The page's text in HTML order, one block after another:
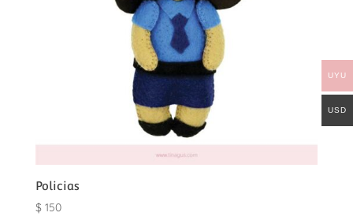
Policias
$150
UYU
USD